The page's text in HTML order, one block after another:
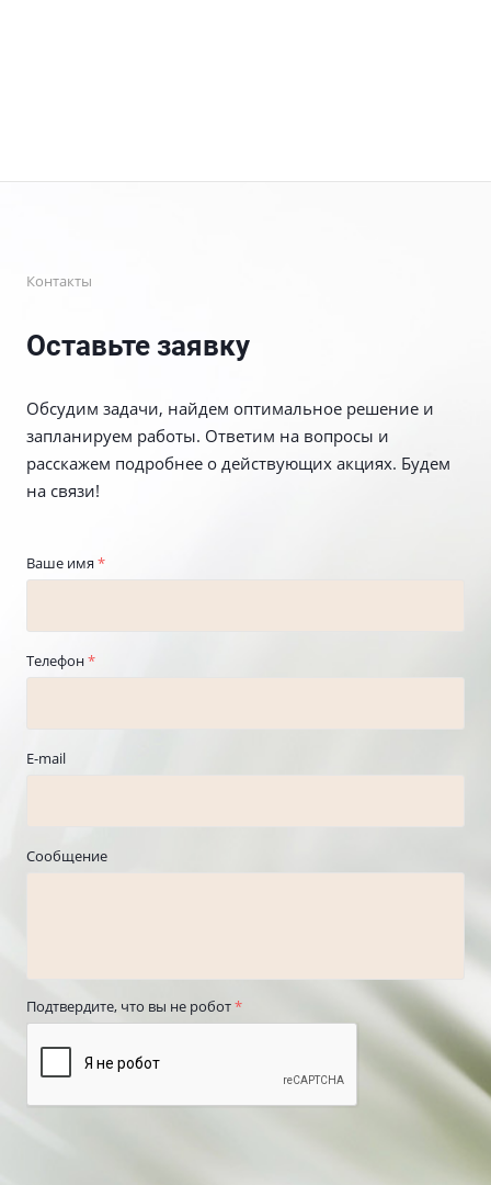
Контакты
Оставьте заявку
Обсудим задачи, найдем оптимальное решение и
запланируем работы. Ответим на вопросы и
расскажем подробнее о действующих акциях. Будем
на связи!
Ваше имя *
Телефон*
E-mail
Сообщение
Подтвердите, что вы не робот*